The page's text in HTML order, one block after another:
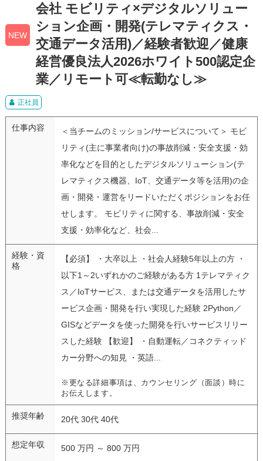
NEW
会社 モビリティ×デジタルソリュー
ション企画・開発(テレマティクス・
交通データ活用)／経験者歓迎／健康
経営優良法人2026ホワイト500認定企
業／リモート可≪転勤なし≫
正社員
仕事内容
＜当チームのミッション/サービスについて＞ モビ
リティ(主に事業者向け)の事故削減・安全支援・効
率化などを目的としたデジタルソリューション(テ
レマティクス機器、IoT、交通データ等を活用)の企
画・開発・運営をリードいただくポジションをお任
せします。 モビリティに関する、事故削減・安全
支援・効率化など、社会...
経験・資
格
【必須】 ・大卒以上 ・社会人経験5年以上の方 ・
以下1～2いずれかのご経験がある方 1テレマティク
ス／IoTサービス、または交通データを活用したサ
ービス企画・開発を行い実現した経験 2Python／
GISなどデータを使った開発を行いサービスリリー
スした経験 【歓迎】 ・自動運転／コネクティッド
カー分野への知見 ・英語...
※更なる詳細事項は、カウンセリング（面談）時に
お伝えします。
推奨年齢 20代 30代 40代
想定年収 500 万円 ～ 800 万円